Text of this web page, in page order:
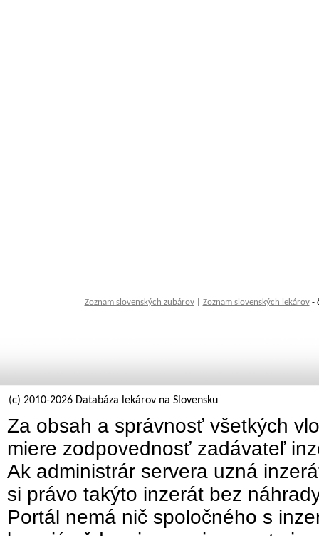
Zoznam slovenských zubárov| Zoznam slovenských lekárov-
(c) 2010-2026 Databáza lekárov na Slovensku
Za obsah a správnosť všetkých
miere zodpovednosť zadávateľ
Ak administrár servera uzná
si právo takýto inzerát bez
Portál nemá nič spoločného s